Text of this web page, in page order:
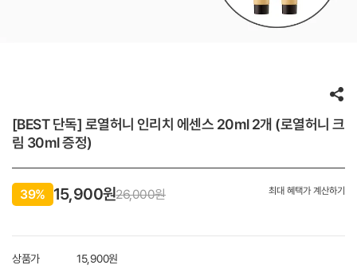
[BEST 단독] 로열허니 인리치 에센스 20ml 2개 (로열허니 크
림 30ml 증정)
최대 혜택가 계산하기
39% 15,900원26,000원
상품가 15,900원